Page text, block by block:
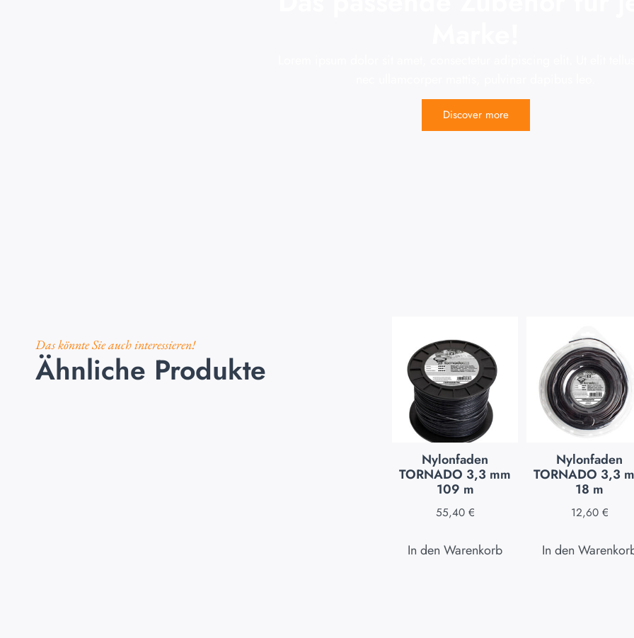
Discover more
Das könnte Sie auch interessieren!
Ähnliche Produkte
Nylonfaden
TORNADO 3,3 mm
109 m
55,40 €
In den Warenkorb
Nylonfaden
TORNADO 3,3
18 m
12,60 €
In den